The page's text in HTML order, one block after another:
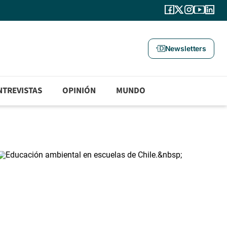
Newsletters
OPINIÓN MUNDO